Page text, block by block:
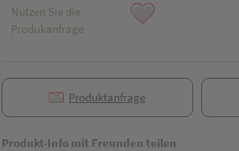
Nutzen Sie die
Produkanfrage
Produktanfrage
Produkt-Info mit Freunden teilen